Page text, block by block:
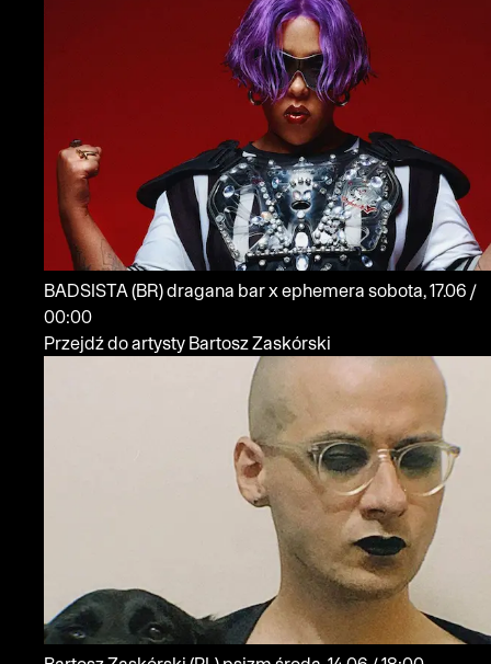
BADSISTA (BR)dragana bar x ephemera sobota, 17.06 /
00:00
Przejdź do artysty Bartosz Zaskórski